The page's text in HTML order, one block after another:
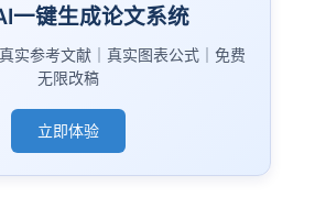
一键生成论文系统
实参考文献｜真实图表公式｜免费
无限改稿
立即体验